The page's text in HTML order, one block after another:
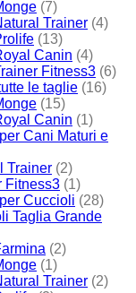
(7)
Trainer (4)
(13)
Canin (4)
Fitness3 (6)
le taglie (16)
(15)
Canin (1)
Cani Maturi e
Trainer (2)
Fitness3 (1)
Cuccioli (28)
Taglia Grande
(2)
(1)
Trainer (2)